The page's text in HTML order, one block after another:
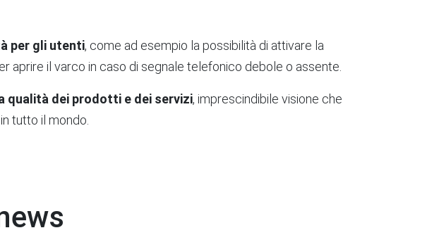
per gli utenti, come ad esempio la possibilità di attivare la
aprire il varco in caso di segnale telefonico debole o assente.
qualità dei prodotti e dei servizi, imprescindibile visione che
tutto il mondo.